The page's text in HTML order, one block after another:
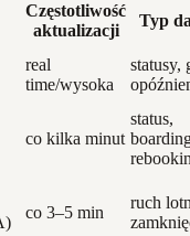
Częstotliwość
aktualizacji
Typ
real
time/wysoka
statusy,
co kilka minut
status,
co 3–5 min
ruch